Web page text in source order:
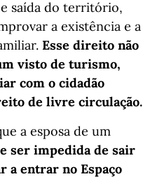
saída do território,
a existência e a
Esse direito não
visto de turismo,
com o cidadão
de livre circulação.
a esposa de um
ser impedida de sair
a entrar no Espaço